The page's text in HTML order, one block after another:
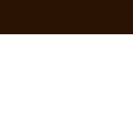
content